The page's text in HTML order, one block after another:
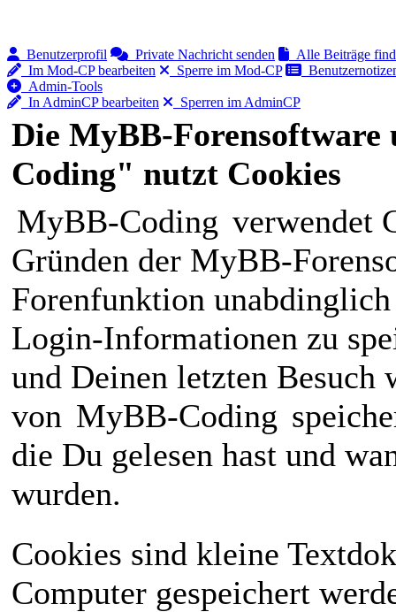
Benutzerprofil Private Nachricht senden
Alle Beiträge
Im Mod-CP bearbeiten
Sperre im Mod-CP
Admin-Tools
In AdminCP bearbeiten
Sperren im AdminCP
Die MyBB-
Coding" nutzt Cookies
MyBB-Coding verwendet
Gründen der MyBB-
Forenfunktion
Login-Informationen zu
und Deinen letzten Besuch
von MyBB-Coding
die Du gelesen hast und
wurden.
Cookies sind kleine
Computer gespeichert